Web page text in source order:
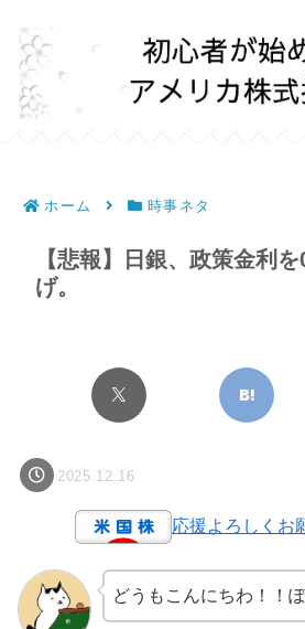
ホーム 時事ネタ
【悲報】日銀、政策金利
げ。
2025.12.16
応援よろしくお
どうもこんにちわ！！ぽ